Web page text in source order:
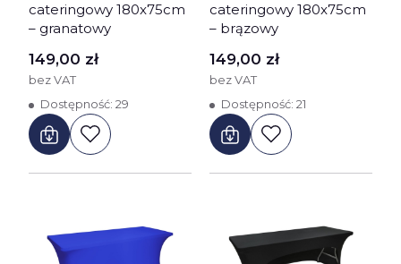
cateringowy 180x75cm
– granatowy
Cena
149,00 zł
bez VAT
Dostępność: 29
cateringowy 180x75cm
– brązowy
Cena
149,00 zł
bez VAT
Dostępność: 21